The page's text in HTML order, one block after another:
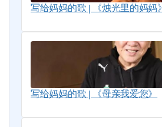
写给妈妈的歌 | 《烛光里的妈妈》
写给妈妈的歌 | 《母亲我爱您》